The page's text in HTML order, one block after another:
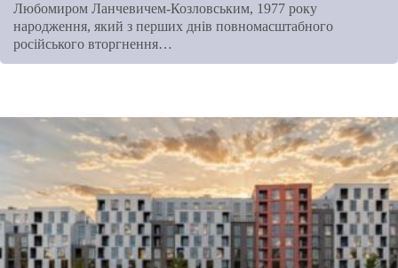
Любомиром Ланчевичем-Козловським, 1977 року
народження, який з перших днів повномасштабного
російського вторгнення…